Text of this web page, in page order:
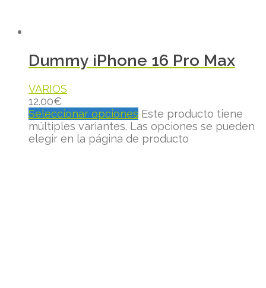
Dummy iPhone 16 Pro Max
VARIOS
12.00€
Seleccionar opciones Este producto tiene
múltiples variantes. Las opciones se pueden
elegir en la página de producto